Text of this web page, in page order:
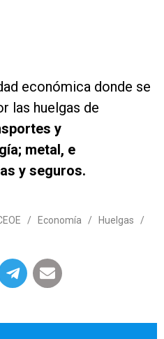
económica donde se
las huelgas de
y
metal, e
y seguros.
/ Economía / Huelgas
/